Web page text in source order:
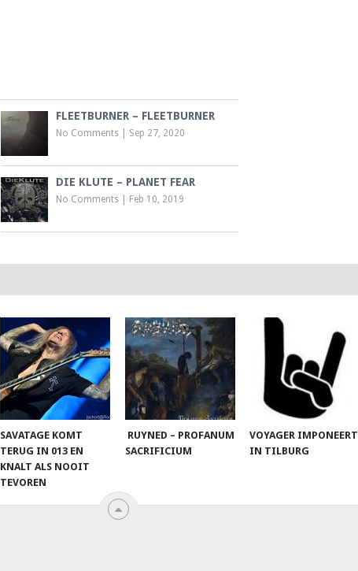
FLEETBURNER – FLEETBURNER
No Comments Sep 27, 2020
DIE KLUTE – PLANET FEAR
No Comments Feb 10, 2019
SAVATAGE KOMT
TERUG IN 013 EN
KNALT ALS NOOIT
TEVOREN
RUYNED – PROFANUM
SACRIFICIUM
VOYAGER IMPONEERT
IN TILBURG